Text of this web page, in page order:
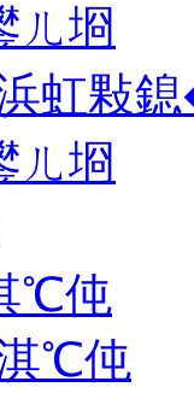
ㄦ埛
虹敤
ㄦ埛
℃伅
℃伅